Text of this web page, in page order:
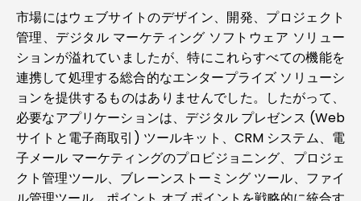
市場にはウェブサイトのデザイン、開発、プロジェクト
管理、デジタル マーケティング ソフトウェア ソリュー
ションが溢れていましたが、特にこれらすべての機能を
連携して処理する総合的なエンタープライズ ソリューシ
ョンを提供するものはありませんでした。したがって、
必要なアプリケーションは、デジタル プレゼンス (Web
サイトと電子商取引) ツールキット、CRM システム、電
子メール マーケティングのプロビジョニング、プロジェ
クト管理ツール、ブレーンストーミング ツール、ファイ